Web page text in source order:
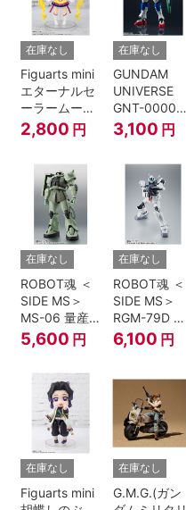
在庫なし
Figuarts mini
エターナルセ
ーラームーン-
Cosmos
edition-『美
ラームーン
Cosmos』
2,800 円
在庫なし
GUNDAM
UNIVERSE
GNT-0000
00 QAN[T]
3,100 円
在庫なし
ROBOT魂 ＜
SIDE MS＞
MS-06 量産
型ザク ver.
A.N.I.M.E.
5,600 円
在庫なし
ROBOT魂 ＜
SIDE MS＞
RGM-79D ジ
ム寒冷地仕様
ver.
6,100 円
在庫なし
Figuarts mini
在庫なし
G.M.G.(ガン